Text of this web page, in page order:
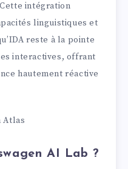
intégration
linguistiques et
reste à la pointe
interactives, offrant
hautement réactive
Atlas
AI Lab ?